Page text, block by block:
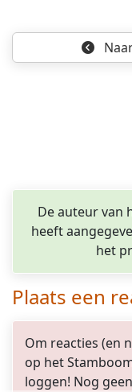
De auteur van
heeft
het
Plaats een
Om reacties (en
op het
loggen! Nog